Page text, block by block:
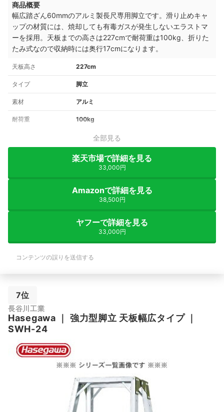
商品概要
幅広踏ざん60mmのアルミ製長尺専用脚立です。滑り止めキャ
ップの材質には、焼却しても有毒ガスが発生しないエラストマ
ーを採用。天板までの高さは227cmで耐荷重は100kg、折りた
たみ式なので収納時には奥行17cmになります。
天板高さ 227cm
タイプ 脚立
素材 アルミ
耐荷重 100kg
全部見る
楽天市場で詳細を見る
33,000円
Amazonで詳細を見る
38,500円
ヤフーで詳細を見る
33,000円
コンテンツの誤りを送信する
7位
長谷川工業
Hasegawa 強力型脚立 天板幅広タイプ｜
SWH-24